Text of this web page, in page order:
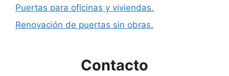
Puertas para oficinas y viviendas.
Renovación de puertas sin obras.
Contacto